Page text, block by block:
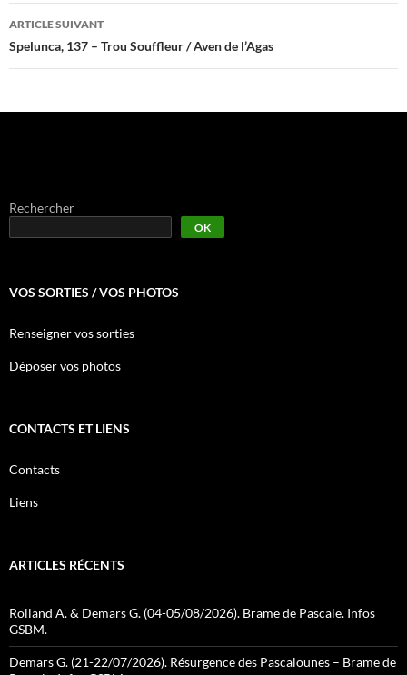
articles
ARTICLE SUIVANT
Spelunca, 137 – Trou Souffleur / Aven de l’Agas
Rechercher
OK
VOS SORTIES / VOS PHOTOS
Renseigner vos sorties
Déposer vos photos
CONTACTS ET LIENS
Contacts
Liens
ARTICLES RÉCENTS
Rolland A. & Demars G. (04-05/08/2026). Brame de Pascale. Infos
GSBM.
Demars G. (21-22/07/2026). Résurgence des Pascalounes – Brame de